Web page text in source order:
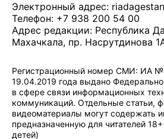
Электронный адрес:
Телефон: +7 938 200 54 00
Адрес редакции: Республика
Махачкала, пр. Насрутдинова
Регистрационный номер СМИ: ИА №
19.04.2019 года выдано
в сфере связи информационных
коммуникаций. Отдельные статьи,
видеоматериалы могут содержать
предназначенную для читателей
детей)